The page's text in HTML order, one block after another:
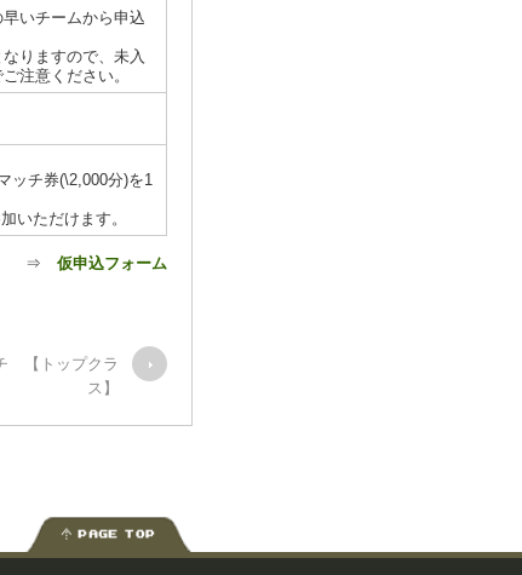
いチームから申込
りますので、未入
注意ください。
ッチ券(\2,000分)を1
いただけます。
⇒ 仮申込フォーム
【トップクラ
ス】